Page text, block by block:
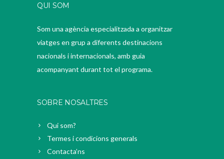
QUI SOM
Som una agència especialitzada a organitzar
viatges en grup a diferents destinacions
nacionals i internacionals, amb guia
acompanyant durant tot el programa.
SOBRE NOSALTRES
Qui som?
Termes i condicions generals
Contacta’ns